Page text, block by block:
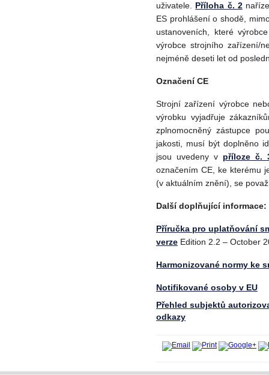
uživatele. Příloha č. 2
ES prohlášení o shodě,
ustanoveních, které
výrobce strojního zařízení/
nejméně deseti let od
Označení CE
Strojní zařízení výrobce
výrobku vyjadřuje
zplnomocněný zástupce
jakosti, musí být doplněno
jsou uvedeny v příloze č.
označením CE, ke kterému
(v aktuálním znění), se
Další doplňující informace:
Příručka pro uplatňování
verze Edition 2.2 – October
Harmonizované normy ke
Notifikované osoby v EU
Přehled subjektů
odkazy